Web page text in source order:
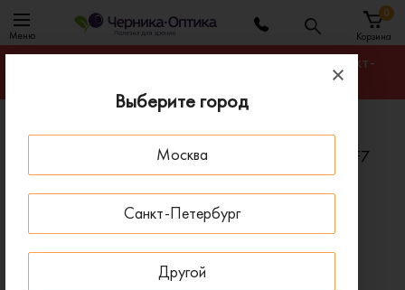
Выберите город
Москва
Санкт-Петербург
Другой
Меню Корзина
0
Гарантируем лучшую цену на любую оправу в Санкт-
Главная
Солнцезащитные очки
Солнцезащитные очки POLAROID PLD 4092/S 2F7
ПОД ЗАКАЗ